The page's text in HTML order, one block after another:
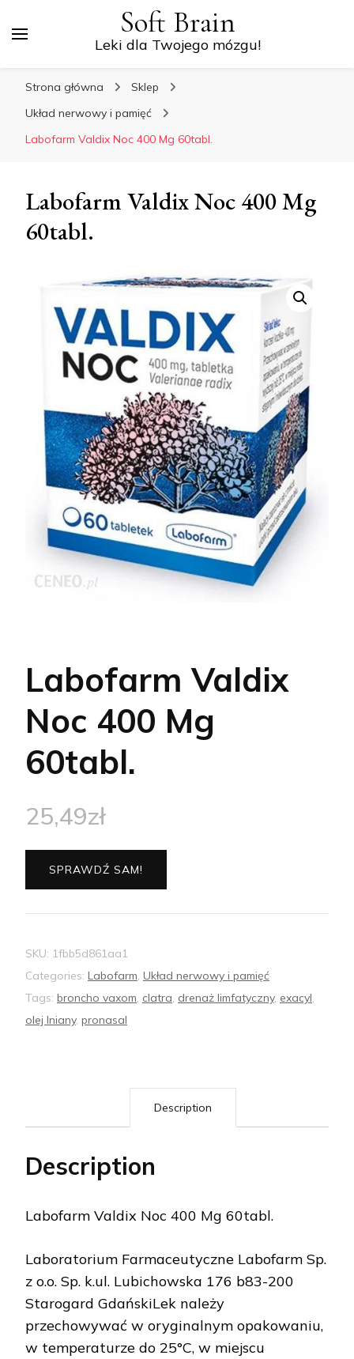
Soft Brain
Leki dla Twojego mózgu!
Strona główna
Sklep
Układ nerwowy i pamięć
Labofarm Valdix Noc 400 Mg 60tabl.
Labofarm Valdix Noc 400 Mg
60tabl.
Labofarm Valdix
Noc 400 Mg
60tabl.
25,49zł
SPRAWDŹ SAM!
SKU: 1fbb5d861aa1
Categories: Labofarm, Układ nerwowy i pamięć
Tags: broncho vaxom, clatra, drenaż limfatyczny, exacyl,
olej lniany, pronasal
Description
Description
Labofarm Valdix Noc 400 Mg 60tabl.
Laboratorium Farmaceutyczne Labofarm Sp.
z o.o. Sp. k.ul. Lubichowska 176 b83-200
Starogard GdańskiLek należy
przechowywać w oryginalnym opakowaniu,
w temperaturze do 25°C, w miejscu